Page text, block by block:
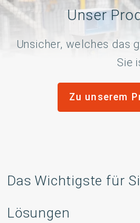
Unser
Unsicher, welches das
Sie
Zu unserem
Das Wichtigste für
Lösungen